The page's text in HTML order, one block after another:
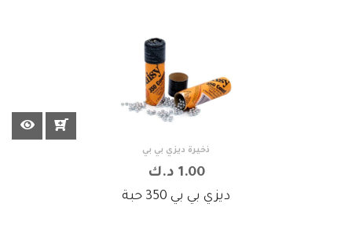
ذخيرة ديزي بي بي
1.00 د.ك
ديزي بي بي 350 حبة